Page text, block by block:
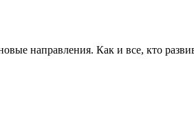
направления. Как и все, кто